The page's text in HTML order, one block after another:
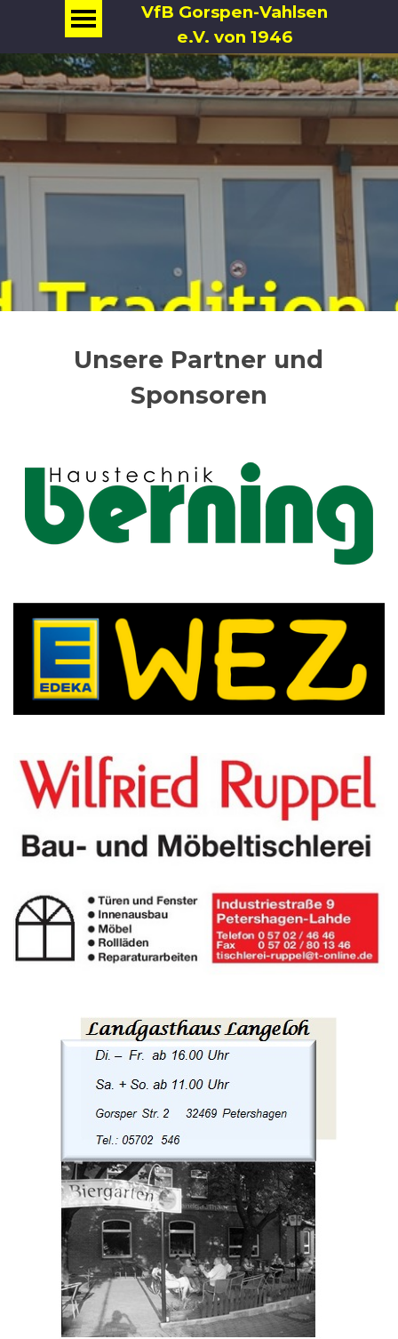
VfB Gorspen-Vahlsen
e.V. von 1946
Unsere Partner und
Sponsoren